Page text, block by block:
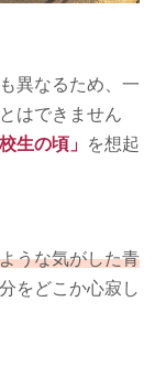
異なるため、一
はできません
生の頃」 を想起
うな気がした青
をどこか心寂し